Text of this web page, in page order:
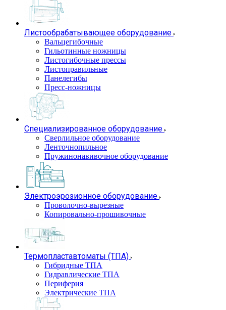
Листообрабатывающее оборудование
Вальцегибочные
Гильотинные ножницы
Листогибочные прессы
Листоправильные
Панелегибы
Пресс-ножницы
Специализированное оборудование
Сверлильное оборудование
Ленточнопильное
Пружинонавивочное оборудование
Электроэрозионное оборудование
Проволочно-вырезные
Копировально-прошивочные
Термопластавтоматы (ТПА)
Гибридные ТПА
Гидравлические ТПА
Периферия
Электрические ТПА